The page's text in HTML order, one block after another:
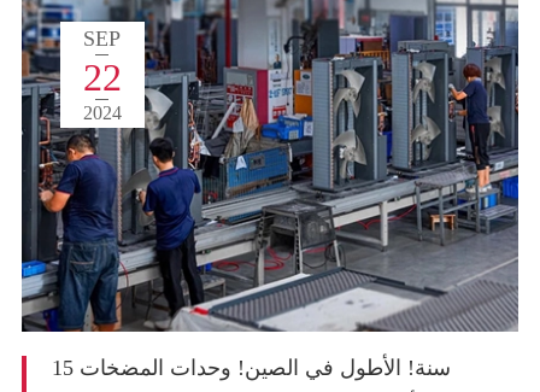
SEP
22
2024
15 سنة! الأطول في الصين! وحدات المضخات